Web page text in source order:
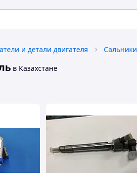
и детали двигателя Сальники
в Казахстане